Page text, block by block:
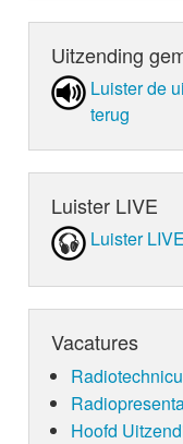
Uitzending
Luister de
terug
Luister LIVE
Luister
Vacatures
Hoofd